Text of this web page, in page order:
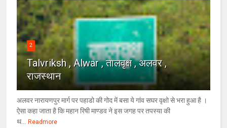
2
Talvriksh , Alwar , तालवृक्ष , अलवर ,
राजस्थान
अलवर नारायणपुर मार्ग पर पहाडो की गोद में बसा ये गांव सघर वृक्षो से भरा हुआ है ।
ऐसा कहा जाता है कि महान रिषी माण्डव ने इस जगह पर तपस्या की
थ...
Readmore